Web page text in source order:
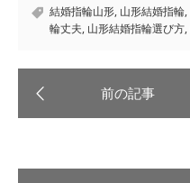
結婚指輪山形, 山形結婚指輪,
輪丈夫, 山形結婚指輪選び方,